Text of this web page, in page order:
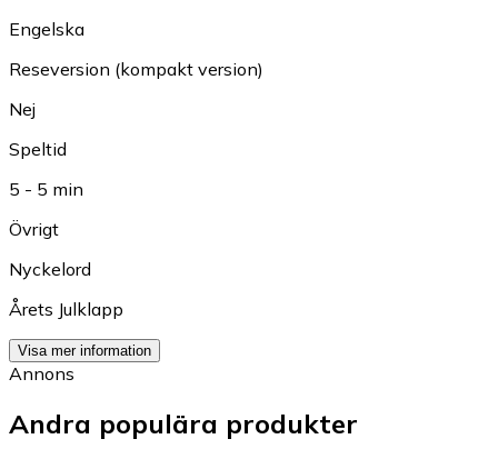
Engelska
Reseversion (kompakt version)
Nej
Speltid
5 - 5 min
Övrigt
Nyckelord
Årets Julklapp
Visa mer information
Annons
Andra populära produkter